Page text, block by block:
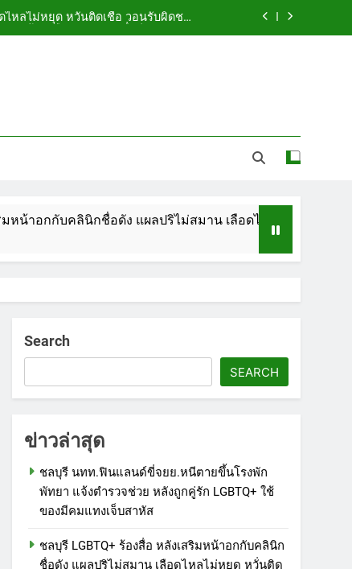
หลไม่หยุด หวั่นติดเชื้อ วอนรับผิดชอบ
ล้าน ปรับ ห้องประชุม–ห้องผู้บริหาร
ไหลไม่หยุด หวั่นติดเชื้อ วอนรับผิดชอบ
ล้าน ปรับ ห้องประชุม–ห้องผู้บริหาร
นิกชื่อดัง แผลปริไม่สมาน เลือดไหลไม่หยุด หวั่นติดเชื้อ วอนรั
Search
SEARCH
ข่าวล่าสุด
ชลบุรี นทท.ฟินแลนด์ขี่จยย.หนีตายขึ้นโรงพัก
พัทยา แจ้งตำรวจช่วย หลังถูกคู่รัก LGBTQ+ ใช้
ของมีคมแทงเจ็บสาหัส
ชลบุรี LGBTQ+ ร้องสื่อ หลังเสริมหน้าอกกับคลินิก
ชื่อดัง แผลปริไม่สมาน เลือดไหลไม่หยุด หวั่นติด